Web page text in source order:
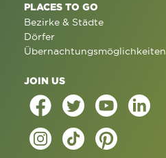
PLACES TO GO
Bezirke & Städte
Dörfer
Übernachtungsmöglichkeiten
JOIN US